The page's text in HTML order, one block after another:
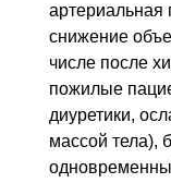
артериальная
снижение
числе после
пожилые
диуретики,
массой тела),